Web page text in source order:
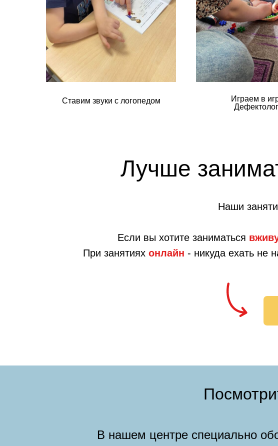
Ставим звуки с логопедом
Играем в
Лучше
Наши
Если вы хотите заниматься
При занятиях онлайн - никуда ехать не
В нашем центре специально